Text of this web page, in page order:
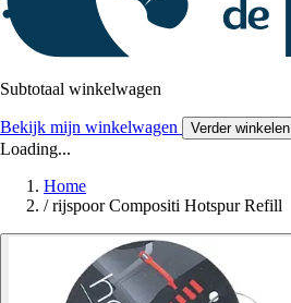
Subtotaal winkelwagen
Bekijk mijn winkelwagen Verder winkelen
Loading...
Home
/ rijspoor Compositi Hotspur Refill